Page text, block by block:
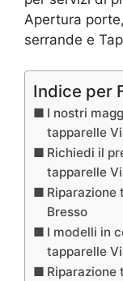
Apertura
serrande e
Indice per
I nostri
tapparelle
Richiedi il
tapparelle
Riparazione
Bresso
I modelli in
tapparelle
Riparazione